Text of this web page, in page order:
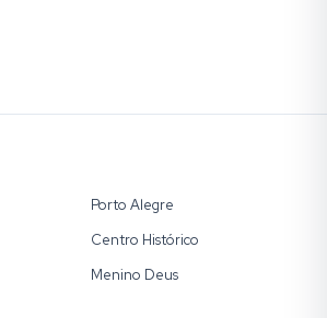
Porto Alegre
Centro Histórico
Menino Deus